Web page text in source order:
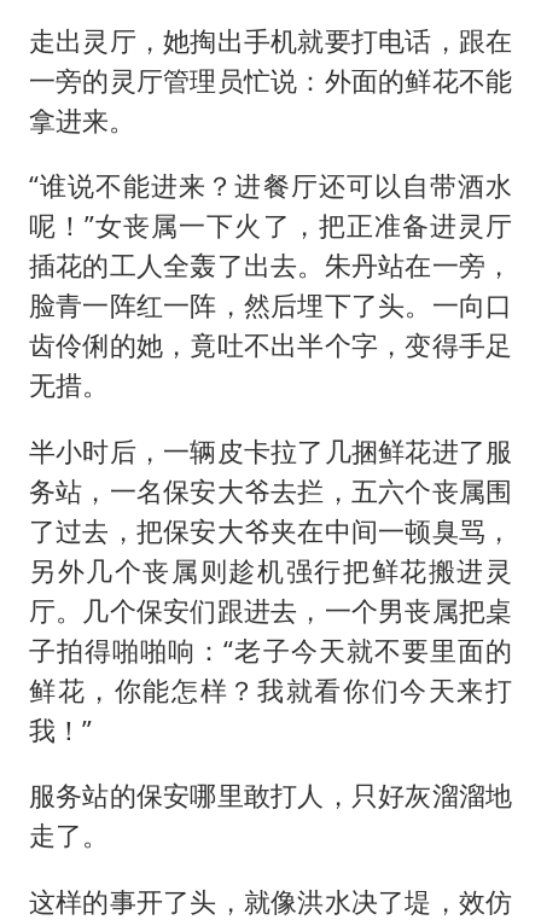
走出灵厅，她掏出手机就要打电话，跟在
一旁的灵厅管理员忙说：外面的鲜花不能
拿进来。
“谁说不能进来？进餐厅还可以自带酒水
呢！”女丧属一下火了，把正准备进灵厅
插花的工人全轰了出去。朱丹站在一旁，
脸青一阵红一阵，然后埋下了头。一向口
齿伶俐的她，竟吐不出半个字，变得手足
无措。
半小时后，一辆皮卡拉了几捆鲜花进了服
务站，一名保安大爷去拦，五六个丧属围
了过去，把保安大爷夹在中间一顿臭骂，
另外几个丧属则趁机强行把鲜花搬进灵
厅。几个保安们跟进去，一个男丧属把桌
子拍得啪啪响：“老子今天就不要里面的
鲜花，你能怎样？我就看你们今天来打
我！”
服务站的保安哪里敢打人，只好灰溜溜地
走了。
这样的事开了头，就像洪水决了堤，效仿